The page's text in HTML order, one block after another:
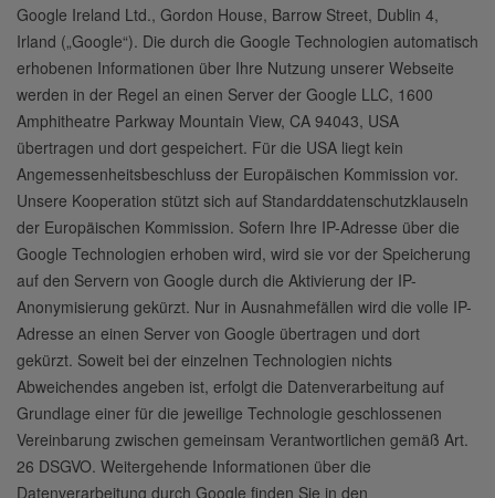
Google Ireland Ltd., Gordon House, Barrow Street, Dublin 4,
Irland („Google“). Die durch die Google Technologien automatisch
erhobenen Informationen über Ihre Nutzung unserer Webseite
werden in der Regel an einen Server der Google LLC, 1600
Amphitheatre Parkway Mountain View, CA 94043, USA
übertragen und dort gespeichert. Für die USA liegt kein
Angemessenheitsbeschluss der Europäischen Kommission vor.
Unsere Kooperation stützt sich auf Standarddatenschutzklauseln
der Europäischen Kommission. Sofern Ihre IP-Adresse über die
Google Technologien erhoben wird, wird sie vor der Speicherung
auf den Servern von Google durch die Aktivierung der IP-
Anonymisierung gekürzt. Nur in Ausnahmefällen wird die volle IP-
Adresse an einen Server von Google übertragen und dort
gekürzt. Soweit bei der einzelnen Technologien nichts
Abweichendes angeben ist, erfolgt die Datenverarbeitung auf
Grundlage einer für die jeweilige Technologie geschlossenen
Vereinbarung zwischen gemeinsam Verantwortlichen gemäß Art.
26 DSGVO. Weitergehende Informationen über die
Datenverarbeitung durch Google finden Sie in den